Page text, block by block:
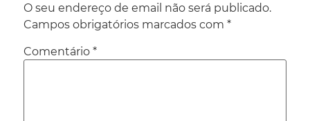
O seu endereço de email não será publicado.
Campos obrigatórios marcados com *
Comentário *